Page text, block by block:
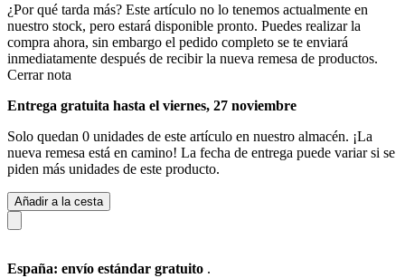
¿Por qué tarda más? Este artículo no lo tenemos actualmente en
nuestro stock, pero estará disponible pronto. Puedes realizar la
compra ahora, sin embargo el pedido completo se te enviará
inmediatamente después de recibir la nueva remesa de productos.
Cerrar nota
Entrega gratuita hasta el viernes, 27 noviembre
Solo quedan 0 unidades de este artículo en nuestro almacén. ¡La
nueva remesa está en camino! La fecha de entrega puede variar si se
piden más unidades de este producto.
Añadir a la cesta
España: envío estándar gratuito .